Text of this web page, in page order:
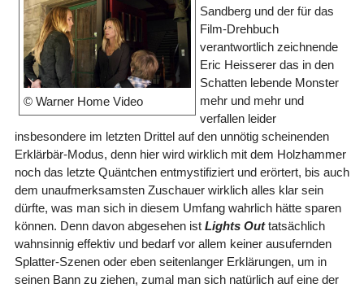
© Warner Home Video
Sandberg und der für das
Film-Drehbuch
verantwortlich zeichnende
Eric Heisserer das in den
Schatten lebende Monster
mehr und mehr und
verfallen leider
insbesondere im letzten Drittel auf den unnötig scheinenden
Erklärbär-Modus, denn hier wird wirklich mit dem Holzhammer
noch das letzte Quäntchen entmystifiziert und erörtert, bis auch
dem unaufmerksamsten Zuschauer wirklich alles klar sein
dürfte, was man sich in diesem Umfang wahrlich hätte sparen
können. Denn davon abgesehen ist Lights Outtatsächlich
wahnsinnig effektiv und bedarf vor allem keiner ausufernden
Splatter-Szenen oder eben seitenlanger Erklärungen, um in
seinen Bann zu ziehen, zumal man sich natürlich auf eine der